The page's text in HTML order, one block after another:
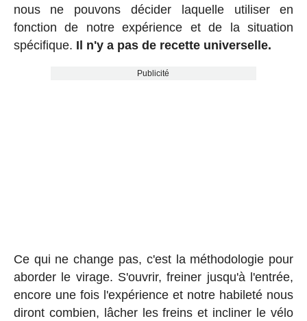
nous ne pouvons décider laquelle utiliser en
fonction de notre expérience et de la situation
spécifique. Il n'y a pas de recette universelle.
Publicité
Ce qui ne change pas, c'est la méthodologie pour
aborder le virage. S'ouvrir, freiner jusqu'à l'entrée,
encore une fois l'expérience et notre habileté nous
diront combien, lâcher les freins et incliner le vélo